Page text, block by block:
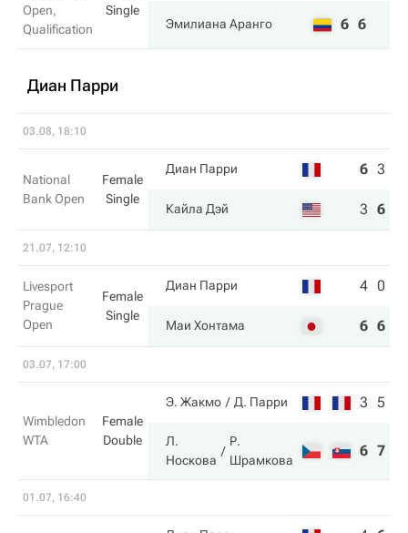
Open,
Qualification
Single
Эмилиана Аранго 6 6
Диан Парри
03.08, 18:10
National
Bank Open
Female
Single
Диан Парри 6 3
Кайла Дэй 3 6
21.07, 12:10
Livesport
Prague
Open
Female
Single
Диан Парри 4 0
Маи Хонтама 6 6
03.07, 17:00
Wimbledon
WTA
Female
Double
Э. Жакмо Д. Парри 3 5
Л.
Носкова
Р.
Шрамкова
6 7
01.07, 16:40